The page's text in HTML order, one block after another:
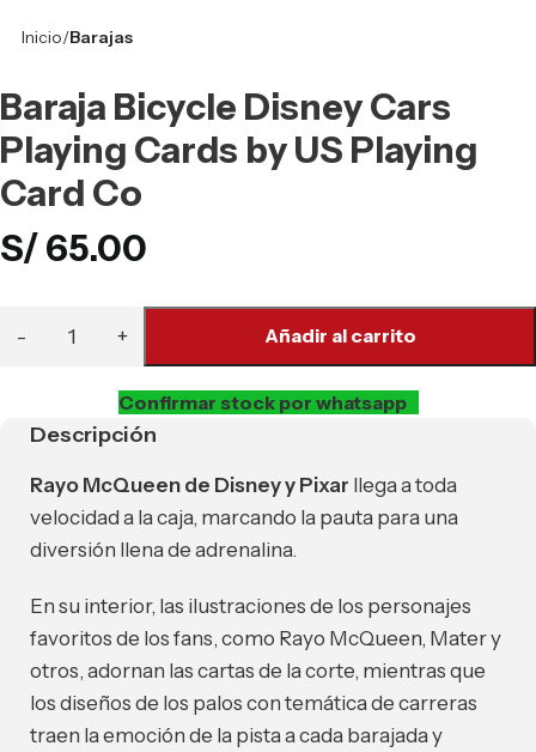
Inicio Barajas
Baraja Bicycle Disney Cars
Playing Cards by US Playing
Card Co
S/65.00
Añadir al carrito
Confirmar stock por whatsapp
Descripción
Rayo McQueen de Disney y Pixar llega a toda
velocidad a la caja, marcando la pauta para una
diversión llena de adrenalina.
En su interior, las ilustraciones de los personajes
favoritos de los fans, como Rayo McQueen, Mater y
otros, adornan las cartas de la corte, mientras que
los diseños de los palos con temática de carreras
traen la emoción de la pista a cada barajada y